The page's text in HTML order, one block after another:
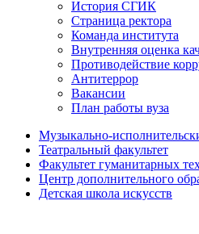
История СГИК
Страница ректора
Команда института
Внутренняя оценка
Противодействие
Антитеррор
Вакансии
План работы вуза
Музыкально-
Театральный факультет
Факультет гуманитарных
Центр дополнительного
Детская школа искусств